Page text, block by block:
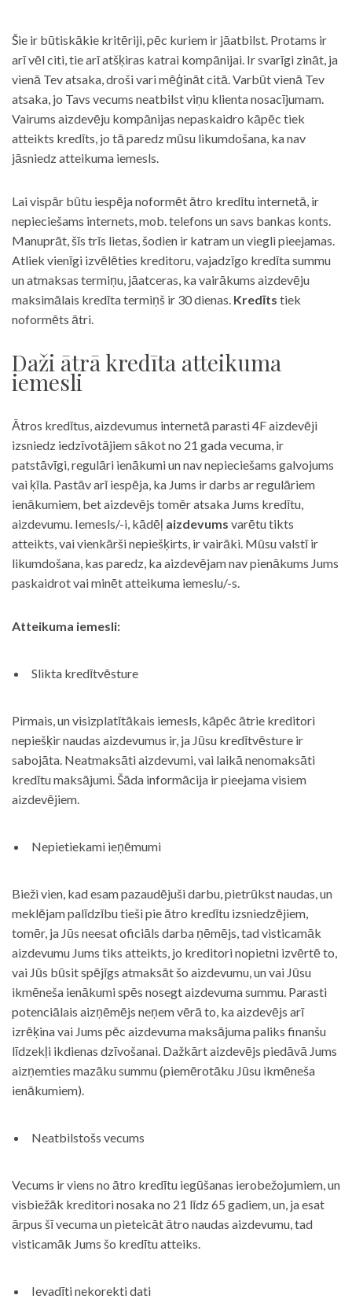
Šie ir būtiskākie kritēriji, pēc kuriem ir jāatbilst. Protams ir
arī vēl citi, tie arī atšķiras katrai kompānijai. Ir svarīgi zināt, ja
vienā Tev atsaka, droši vari mēģināt citā. Varbūt vienā Tev
atsaka, jo Tavs vecums neatbilst viņu klienta nosacījumam.
Vairums aizdevēju kompānijas nepaskaidro kāpēc tiek
atteikts kredīts, jo tā paredz mūsu likumdošana, ka nav
jāsniedz atteikuma iemesls.
Lai vispār būtu iespēja noformēt ātro kredītu internetā, ir
nepieciešams internets, mob. telefons un savs bankas konts.
Manuprāt, šīs trīs lietas, šodien ir katram un viegli pieejamas.
Atliek vienīgi izvēlēties kreditoru, vajadzīgo kredīta summu
un atmaksas termiņu, jāatceras, ka vairākums aizdevēju
maksimālais kredīta termiņš ir 30 dienas. Kredīts tiek
noformēts ātri.
Daži ātrā kredīta atteikuma
iemesli
Ātros kredītus, aizdevumus internetā parasti 4F aizdevēji
izsniedz iedzīvotājiem sākot no 21 gada vecuma, ir
patstāvīgi, regulāri ienākumi un nav nepieciešams galvojums
vai ķīla. Pastāv arī iespēja, ka Jums ir darbs ar regulāriem
ienākumiem, bet aizdevējs tomēr atsaka Jums kredītu,
aizdevumu. Iemesls/-i, kādēļ aizdevums varētu tikts
atteikts, vai vienkārši nepiešķirts, ir vairāki. Mūsu valstī ir
likumdošana, kas paredz, ka aizdevējam nav pienākums Jums
paskaidrot vai minēt atteikuma iemeslu/-s.
Atteikuma iemesli:
Slikta kredītvēsture
Pirmais, un visizplatītākais iemesls, kāpēc ātrie kreditori
nepiešķir naudas aizdevumus ir, ja Jūsu kredītvēsture ir
sabojāta. Neatmaksāti aizdevumi, vai laikā nenomaksāti
kredītu maksājumi. Šāda informācija ir pieejama visiem
aizdevējiem.
Nepietiekami ieņēmumi
Bieži vien, kad esam pazaudējuši darbu, pietrūkst naudas, un
meklējam palīdzību tieši pie ātro kredītu izsniedzējiem,
tomēr, ja Jūs neesat oficiāls darba ņēmējs, tad visticamāk
aizdevumu Jums tiks atteikts, jo kreditori nopietni izvērtē to,
vai Jūs būsit spējīgs atmaksāt šo aizdevumu, un vai Jūsu
ikmēneša ienākumi spēs nosegt aizdevuma summu. Parasti
potenciālais aizņēmējs neņem vērā to, ka aizdevējs arī
izrēķina vai Jums pēc aizdevuma maksājuma paliks finanšu
līdzekļi ikdienas dzīvošanai. Dažkārt aizdevējs piedāvā Jums
aizņemties mazāku summu (piemērotāku Jūsu ikmēneša
ienākumiem).
Neatbilstošs vecums
Vecums ir viens no ātro kredītu iegūšanas ierobežojumiem, un
visbiežāk kreditori nosaka no 21 līdz 65 gadiem, un, ja esat
ārpus šī vecuma un pieteicāt ātro naudas aizdevumu, tad
visticamāk Jums šo kredītu atteiks.
Ievadīti nekorekti dati